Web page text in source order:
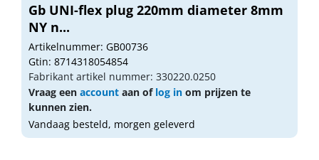
Gb UNI-flex plug 220mm diameter 8mm
NY n...
Artikelnummer: GB00736
Gtin: 8714318054854
Fabrikant artikel nummer: 330220.0250
Vraag een account aan of log in om prijzen te
kunnen zien.
Vandaag besteld, morgen geleverd